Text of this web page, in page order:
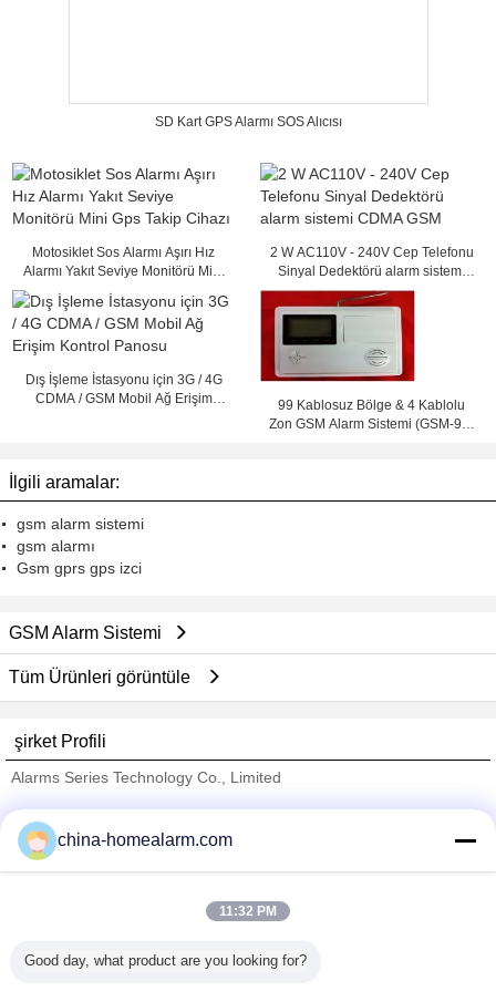
SD Kart GPS Alarmı SOS Alıcısı
Motosiklet Sos Alarmı Aşırı Hız
Alarmı Yakıt Seviye Monitörü Mini
Gps Takip Cihazı
2 W AC110V - 240V Cep Telefonu
Sinyal Dedektörü alarm sistemi
CDMA GSM
Dış İşleme İstasyonu için 3G / 4G
CDMA / GSM Mobil Ağ Erişim
99 Kablosuz Bölge & 4 Kablolu
Zon GSM Alarm Sistemi (GSM-99-
İlgili aramalar:
gsm alarm sistemi
gsm alarmı
Gsm gprs gps izci
GSM Alarm Sistemi
Tüm Ürünleri görüntüle
şirket Profili
Alarms Series Technology Co., Limited
Onaylı Tedarikçi
Trust Seal
Verified Suplier
Tüm ürünler
china-homealarm.com
11:32 PM
Good day, what product are you looking for?